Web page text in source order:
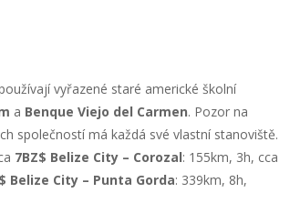
vyřazené staré americké školní
a Benque Viejo del Carmen. Pozor na
společností má každá své vlastní stanoviště.
7BZ$ Belize City – Corozal: 155km, 3h, cca
Belize City – Punta Gorda: 339km, 8h,